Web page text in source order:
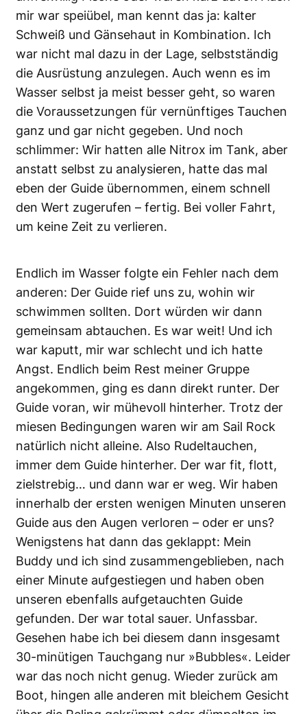
mir war speiübel, man kennt das ja: kalter
Schweiß und Gänsehaut in Kombination. Ich
war nicht mal dazu in der Lage, selbstständig
die Ausrüstung anzulegen. Auch wenn es im
Wasser selbst ja meist besser geht, so waren
die Voraussetzungen für vernünftiges Tauchen
ganz und gar nicht gegeben. Und noch
schlimmer: Wir hatten alle Nitrox im Tank, aber
anstatt selbst zu analysieren, hatte das mal
eben der Guide übernommen, einem schnell
den Wert zugerufen – fertig. Bei voller Fahrt,
um keine Zeit zu verlieren.
Endlich im Wasser folgte ein Fehler nach dem
anderen: Der Guide rief uns zu, wohin wir
schwimmen sollten. Dort würden wir dann
gemeinsam abtauchen. Es war weit! Und ich
war kaputt, mir war schlecht und ich hatte
Angst. Endlich beim Rest meiner Gruppe
angekommen, ging es dann direkt runter. Der
Guide voran, wir mühevoll hinterher. Trotz der
miesen Bedingungen waren wir am Sail Rock
natürlich nicht alleine. Also Rudeltauchen,
immer dem Guide hinterher. Der war fit, flott,
zielstrebig… und dann war er weg. Wir haben
innerhalb der ersten wenigen Minuten unseren
Guide aus den Augen verloren – oder er uns?
Wenigstens hat dann das geklappt: Mein
Buddy und ich sind zusammengeblieben, nach
einer Minute aufgestiegen und haben oben
unseren ebenfalls aufgetauchten Guide
gefunden. Der war total sauer. Unfassbar.
Gesehen habe ich bei diesem dann insgesamt
30-minütigen Tauchgang nur »Bubbles«. Leider
war das noch nicht genug. Wieder zurück am
Boot, hingen alle anderen mit bleichem Gesicht